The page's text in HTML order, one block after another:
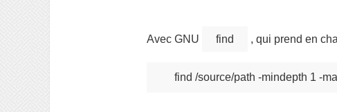
Avec GNU find , qui prend en